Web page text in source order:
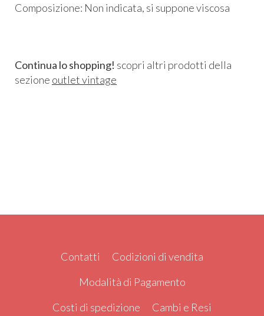
Composizione: Non indicata, si suppone viscosa
Continua lo shopping! scopri altri prodotti della
sezione outlet vintage
Contatti
Codizioni di vendita
Modalità di Pagamento
Costi di spedizione
Cambi e Resi